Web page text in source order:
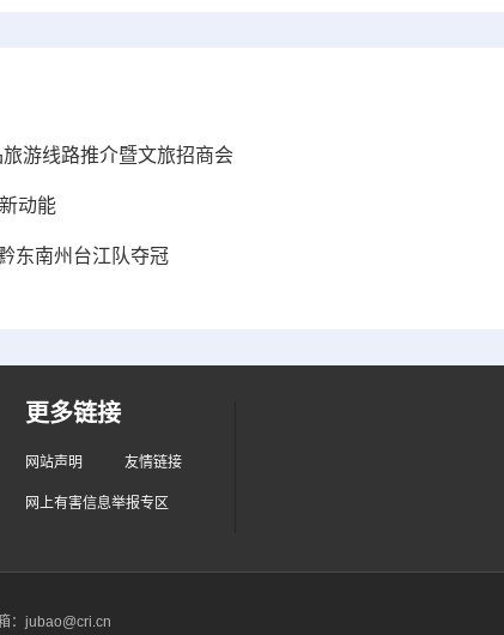
游线路推介暨文旅招商会
动能
东南州台江队夺冠
更多链接
网站声明 友情链接
网上有害信息举报专区
：jubao@cri.cn